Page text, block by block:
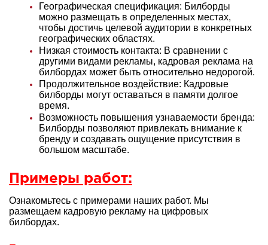
Географическая спецификация: Билборды
можно размещать в определенных местах,
чтобы достичь целевой аудитории в конкретных
географических областях.
Низкая стоимость контакта: В сравнении с
другими видами рекламы, кадровая реклама на
билбордах может быть относительно недорогой.
Продолжительное воздействие: Кадровые
билборды могут оставаться в памяти долгое
время.
Возможность повышения узнаваемости бренда:
Билборды позволяют привлекать внимание к
бренду и создавать ощущение присутствия в
большом масштабе.
Примеры работ:
Ознакомьтесь с примерами наших работ. Мы
размещаем кадровую рекламу на цифровых
билбордах.